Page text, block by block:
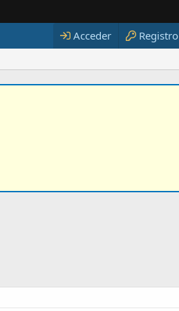
Acceder Registro